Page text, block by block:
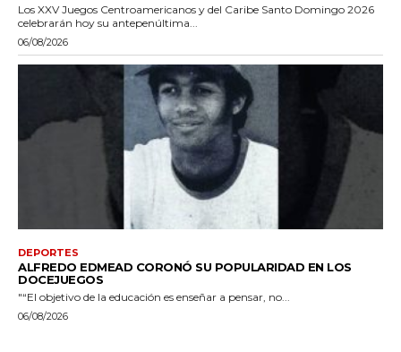
Los XXV Juegos Centroamericanos y del Caribe Santo Domingo 2026
celebrarán hoy su antepenúltima...
06/08/2026
DEPORTES
ALFREDO EDMEAD CORONÓ SU POPULARIDAD EN LOS
DOCEJUEGOS
"“El objetivo de la educación es enseñar a pensar, no...
06/08/2026